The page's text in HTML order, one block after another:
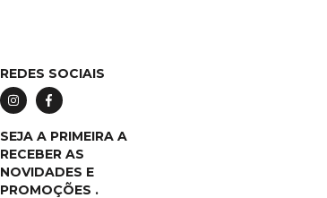
REDES SOCIAIS
SEJA A PRIMEIRA A
RECEBER AS
NOVIDADES E
PROMOÇÕES .